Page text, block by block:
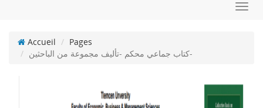
Accueil
Pages
كتاب جماعي محكم -تأليف مجموعة من الباحثين-